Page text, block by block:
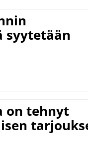
syytetään
on tehnyt